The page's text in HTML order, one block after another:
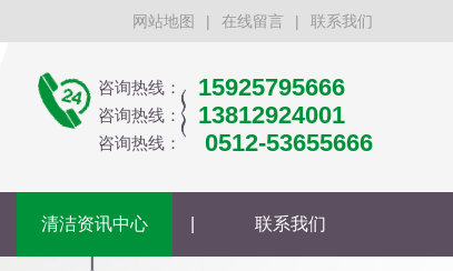
网站地图 | 在线留言 | 联系我们
咨询热线： 15925795666
咨询热线： 13812924001
咨询热线： 0512-53655666
清洁资讯中心 联系我们